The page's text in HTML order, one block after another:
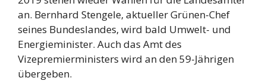
an. Bernhard Stengele, aktueller Grünen-Chef
seines Bundeslandes, wird bald Umwelt- und
Energieminister. Auch das Amt des
Vizepremierministers wird an den 59-Jährigen
übergeben.